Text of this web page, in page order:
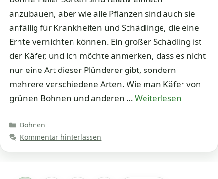
anzubauen, aber wie alle Pflanzen sind auch sie
anfällig für Krankheiten und Schädlinge, die eine
Ernte vernichten können. Ein großer Schädling ist
der Käfer, und ich möchte anmerken, dass es nicht
nur eine Art dieser Plünderer gibt, sondern
mehrere verschiedene Arten. Wie man Käfer von
grünen Bohnen und anderen …Weiterlesen
Kategorien
Bohnen
Kommentar hinterlassen